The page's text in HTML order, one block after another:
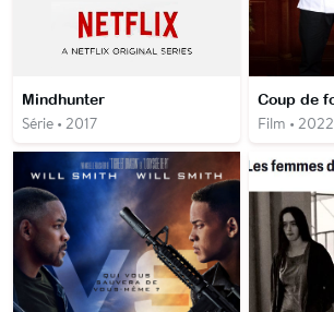
Mindhunter
Série • 2017 Film • 2022